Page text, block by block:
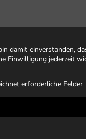
damit einverstanden,
Einwilligung jederzeit
erforderliche Felder